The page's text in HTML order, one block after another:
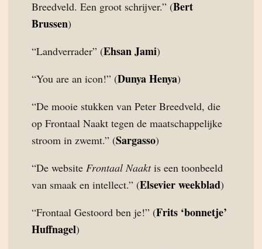
Breedveld. Een groot schrijver.” (Bert
Brussen)
“Landverrader” (Ehsan Jami)
“You are an icon!” (Dunya Henya)
“De mooie stukken van Peter Breedveld, die
op Frontaal Naakt tegen de maatschappelijke
stroom in zwemt.” (Sargasso)
“De website Frontaal Naaktis een toonbeeld
van smaak en intellect.” (Elsevier weekblad)
“Frontaal Gestoord ben je!” (Frits ‘bonnetje’
Huffnagel)